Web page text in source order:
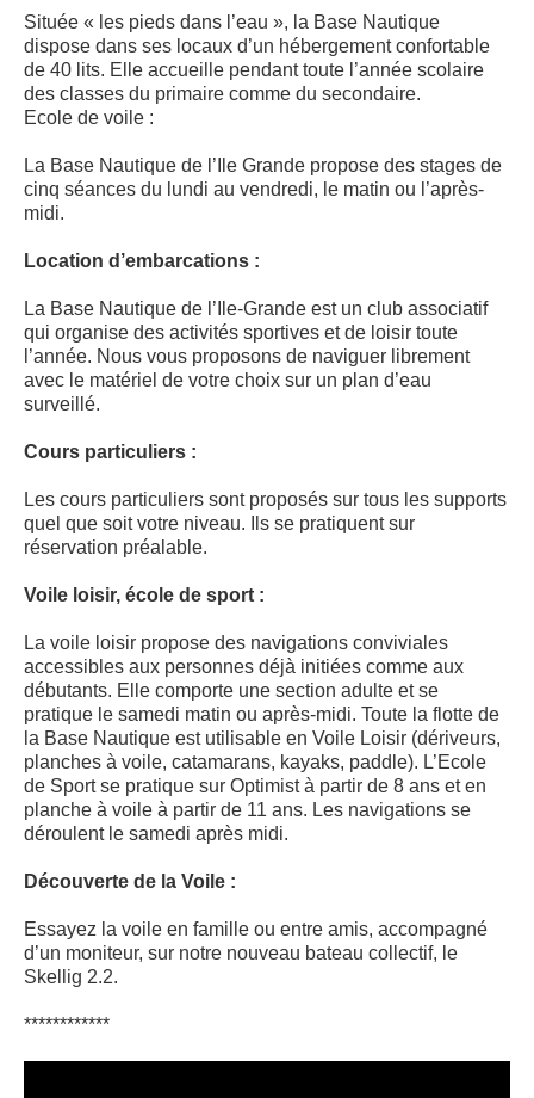
Située « les pieds dans l’eau », la Base Nautique
dispose dans ses locaux d’un hébergement confortable
de 40 lits. Elle accueille pendant toute l’année scolaire
des classes du primaire comme du secondaire.
Ecole de voile :
La Base Nautique de l’Ile Grande propose des stages de
cinq séances du lundi au vendredi, le matin ou l’après-
midi.
Location d’embarcations :
La Base Nautique de l’Ile-Grande est un club associatif
qui organise des activités sportives et de loisir toute
l’année. Nous vous proposons de naviguer librement
avec le matériel de votre choix sur un plan d’eau
surveillé.
Cours particuliers :
Les cours particuliers sont proposés sur tous les supports
quel que soit votre niveau. Ils se pratiquent sur
réservation préalable.
Voile loisir, école de sport :
La voile loisir propose des navigations conviviales
accessibles aux personnes déjà initiées comme aux
débutants. Elle comporte une section adulte et se
pratique le samedi matin ou après-midi. Toute la flotte de
la Base Nautique est utilisable en Voile Loisir (dériveurs,
planches à voile, catamarans, kayaks, paddle). L’Ecole
de Sport se pratique sur Optimist à partir de 8 ans et en
planche à voile à partir de 11 ans. Les navigations se
déroulent le samedi après midi.
Découverte de la Voile :
Essayez la voile en famille ou entre amis, accompagné
d’un moniteur, sur notre nouveau bateau collectif, le
Skellig 2.2.
************